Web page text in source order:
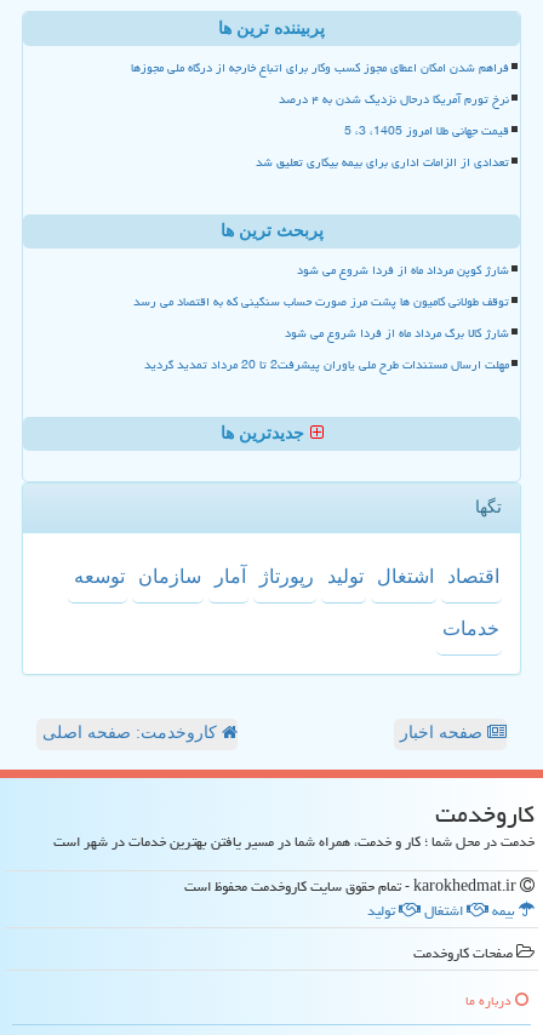
پربیننده ترین ها
فراهم شدن امکان اعطای مجوز کسب وکار برای اتباع خارجه از درگاه ملی مجوزها
نرخ تورم آمریکا درحال نزدیک شدن به ۴ درصد
قیمت جهانی طلا امروز 1405، 3، 5
تعدادی از الزامات اداری برای بیمه بیکاری تعلیق شد
پربحث ترین ها
شارژ کوپن مرداد ماه از فردا شروع می شود
توقف طولانی کامیون ها پشت مرز صورت حساب سنگینی که به اقتصاد می رسد
شارژ کالا برگ مرداد ماه از فردا شروع می شود
مهلت ارسال مستندات طرح ملی یاوران پیشرفت2 تا 20 مرداد تمدید گردید
جدیدترین ها
تگها
اقتصاد اشتغال تولید رپورتاژ آمار سازمان توسعه
خدمات
صفحه اخبار کاروخدمت: صفحه اصلی
كاروخدمت
خدمت در محل شما ؛ کار و خدمت، همراه شما در مسیر یافتن بهترین خدمات در شهر است
بیمه
اشتغال
تولید
صفحات كاروخدمت
درباره ما